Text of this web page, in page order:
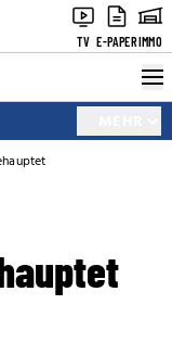
TV E-PAPERIMMO